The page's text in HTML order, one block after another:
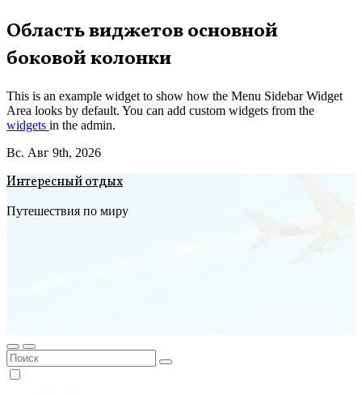
Перейти
к
содержимому
Область виджетов основной
боковой колонки
This is an example widget to show how the Menu Sidebar Widget
Area looks by default. You can add custom widgets from the
widgets in the admin.
Вс. Авг 9th, 2026
Интересный отдых
Путешествия по миру